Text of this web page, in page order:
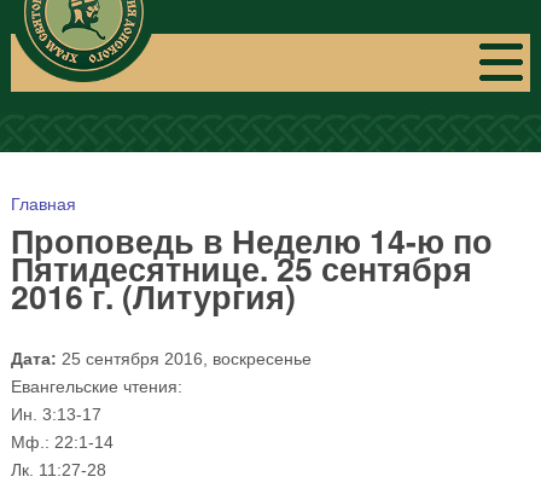
Вы здесь
Главная
Проповедь в Неделю 14-ю по
Пятидесятнице. 25 сентября
2016 г. (Литургия)
Дата: 25 сентября 2016, воскресенье
Евангельские чтения:
Ин. 3:13-17
Мф.: 22:1-14
Лк. 11:27-28